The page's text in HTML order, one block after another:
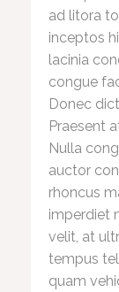
ad litora
inceptos
lacinia
congue
Donec
Praesent
Nulla
auctor
rhoncus
imperdiet
velit, at
tempus
quam